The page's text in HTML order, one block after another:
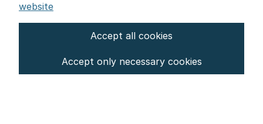
website
Accept all cookies
Accept only necessary cookies
Settings for cookies